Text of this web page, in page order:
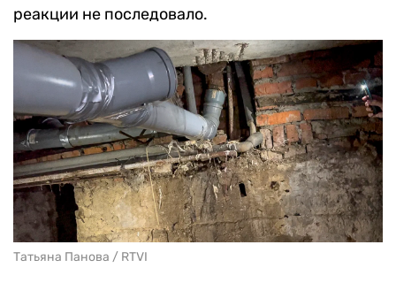
реакции не последовало.
Татьяна Панова / RTVI